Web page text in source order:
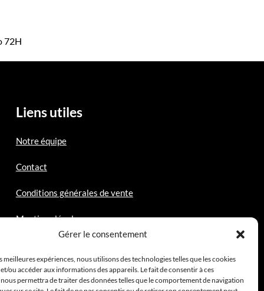
Gérer le consentement
meilleures expériences, nous utilisons des technologies telles que les cookies
ou accéder aux informations des appareils. Le fait de consentir à ces
permettra de traiter des données telles que le comportement de navigation
72H
Liens utiles
Notre équipe
Contact
Conditions générales de vente
Mentions légales